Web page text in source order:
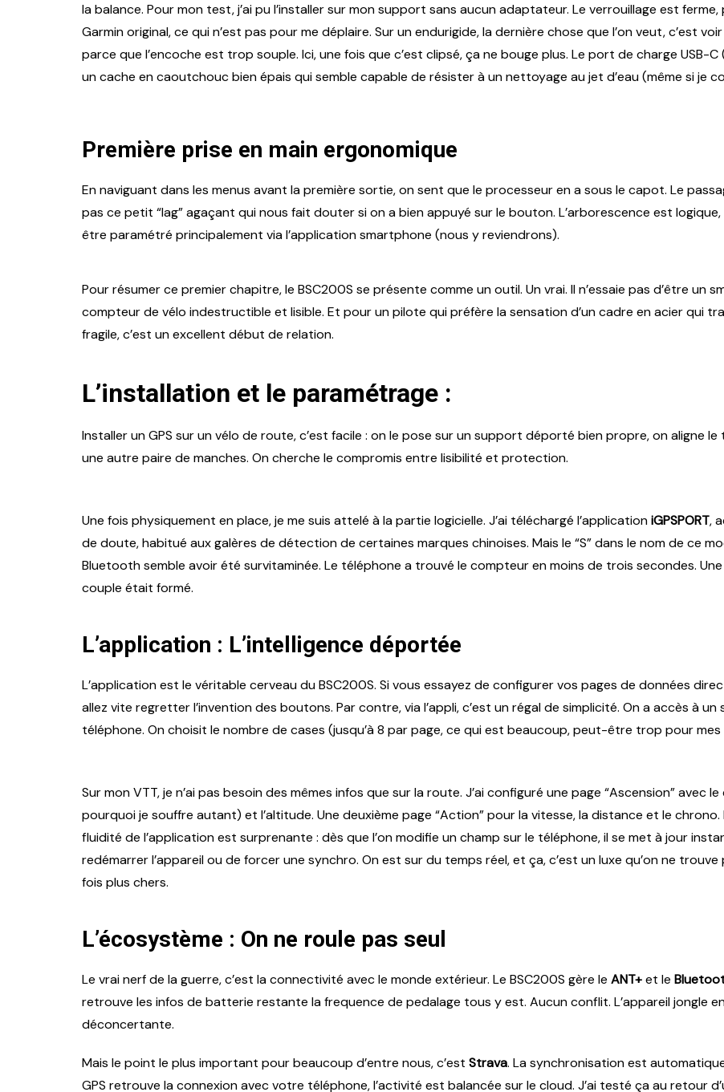
la balance. Pour mon test, j’ai pu l’installer sur mon support sans aucun adaptateur. Le verrouillage est
Garmin original, ce qui n’est pas pour me déplaire. Sur un endurigide, la dernière chose que l’on veut, c’est
parce que l’encoche est trop souple. Ici, une fois que c’est clipsé, ça ne bouge plus. Le port de charge
un cache en caoutchouc bien épais qui semble capable de résister à un nettoyage au jet d’eau (même si je
Première prise en main ergonomique
En naviguant dans les menus avant la première sortie, on sent que le processeur en a sous le capot. Le
pas ce petit “lag” agaçant qui nous fait douter si on a bien appuyé sur le bouton. L’arborescence est
être paramétré principalement via l’application smartphone (nous y reviendrons).
Pour résumer ce premier chapitre, le BSC200S se présente comme un outil. Un vrai. Il n’essaie pas d’être un
compteur de vélo indestructible et lisible. Et pour un pilote qui préfère la sensation d’un cadre en acier qui
fragile, c’est un excellent début de relation.
L’installation et le paramétrage :
Installer un GPS sur un vélo de route, c’est facile : on le pose sur un support déporté bien propre, on aligne
une autre paire de manches. On cherche le compromis entre lisibilité et protection.
Une fois physiquement en place, je me suis attelé à la partie logicielle. J’ai téléchargé l’applicationiGPSPORT,
de doute, habitué aux galères de détection de certaines marques chinoises. Mais le “S” dans le nom de ce
Bluetooth semble avoir été survitaminée. Le téléphone a trouvé le compteur en moins de trois secondes.
couple était formé.
L’application : L’intelligence déportée
L’application est le véritable cerveau du BSC200S. Si vous essayez de configurer vos pages de données
allez vite regretter l’invention des boutons. Par contre, via l’appli, c’est un régal de simplicité. On a accès à
téléphone. On choisit le nombre de cases (jusqu’à 8 par page, ce qui est beaucoup, peut-être trop pour
Sur mon VTT, je n’ai pas besoin des mêmes infos que sur la route. J’ai configuré une page “Ascension”
pourquoi je souffre autant) et l’altitude. Une deuxième page “Action” pour la vitesse, la distance et le
fluidité de l’application est surprenante : dès que l’on modifie un champ sur le téléphone, il se met à jour
redémarrer l’appareil ou de forcer une synchro. On est sur du temps réel, et ça, c’est un luxe qu’on ne
fois plus chers.
L’écosystème : On ne roule pas seul
Le vrai nerf de la guerre, c’est la connectivité avec le monde extérieur. Le BSC200S gère le ANT+et le
retrouve les infos de batterie restante la frequence de pedalage tous y est. Aucun conflit. L’appareil jongle
déconcertante.
Mais le point le plus important pour beaucoup d’entre nous, c’est Strava. La synchronisation est
GPS retrouve la connexion avec votre téléphone, l’activité est balancée sur le cloud. J’ai testé ça au retour